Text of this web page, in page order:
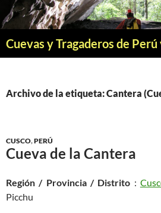
Saltar
al
Cuevas y Tragaderos de
Archivo de la etiqueta: Cantera
CUSCO,PERÚ
Cueva de la Cantera
Región / Provincia / Distrito :
Picchu